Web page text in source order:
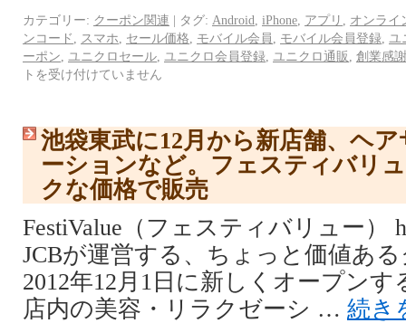
カテゴリー: クーポン関連 | タグ: Android iPhone アプリ
オンライ
ンコード
スマホ セール価格 モバイル会員 モバイル会員登録
ユ
ーポン
ユニクロセール ユニクロ会員登録 ユニクロ通販
創業感
トを受け付けていません
池袋東武に12月から新店舗、ヘ
ーションなど。フェスティバリ
クな価格で販売
FestiValue（フェスティバリュー）
JCBが運営する、ちょっと価値あ
2012年12月1日に新しくオープン
店内の美容・リラクゼーシ … 続き